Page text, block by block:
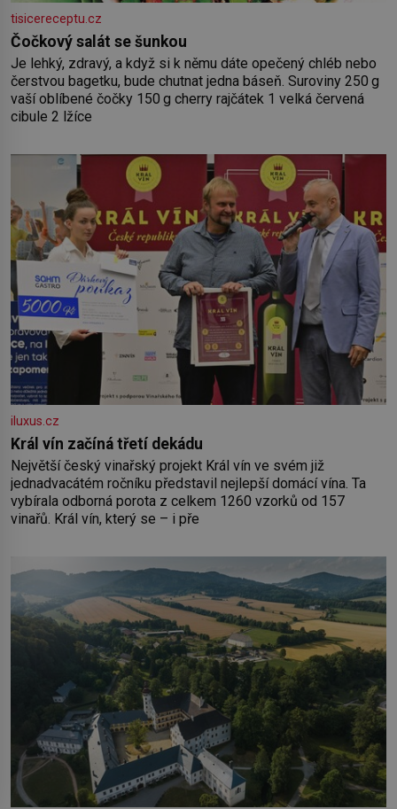
tisicereceptu.cz
Čočkový salát se šunkou
Je lehký, zdravý, a když si k němu dáte opečený chléb nebo
čerstvou bagetku, bude chutnat jedna báseň. Suroviny 250 g
vaší oblíbené čočky 150 g cherry rajčátek 1 velká červená
cibule 2 lžíce
iluxus.cz
Král vín začíná třetí dekádu
Největší český vinařský projekt Král vín ve svém již
jednadvacátém ročníku představil nejlepší domácí vína. Ta
vybírala odborná porota z celkem 1260 vzorků od 157
vinařů. Král vín, který se – i pře